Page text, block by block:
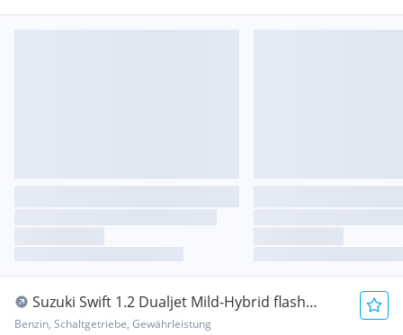
Suzuki Swift 1.2 Dualjet Mild-Hybrid flash
Hybrid ALLGRIP
Benzin, Schaltgetriebe, Gewährleistung